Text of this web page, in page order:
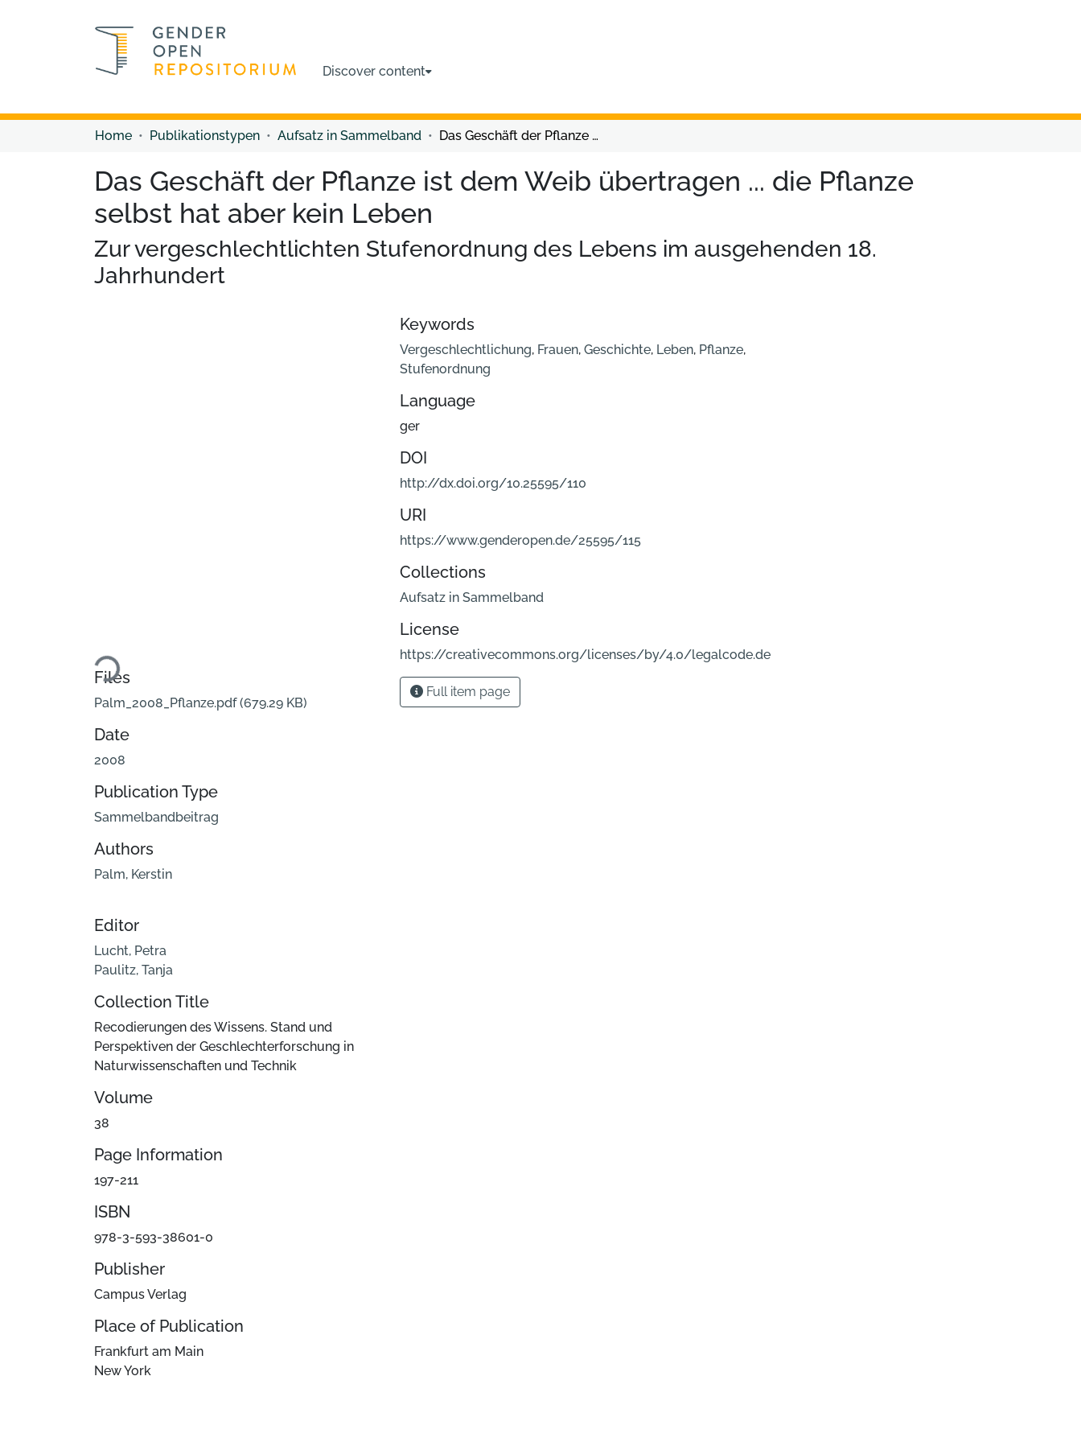
Discover content
Home Publikationstypen Aufsatz in Sammelband Das Geschäft der Pflanze ist dem Weib übertragen ... die Pflanze selbst hat aber kein Leben
Das Geschäft der Pflanze ist dem Weib übertragen ... die Pflanze
selbst hat aber kein Leben
Zur vergeschlechtlichten Stufenordnung des Lebens im ausgehenden 18.
Jahrhundert
Loading...
Files
Palm_2008_Pflanze.pdf(679.29 KB)
Date
2008
Publication Type
Sammelbandbeitrag
Authors
Palm, Kerstin
Editor
Lucht, Petra
Paulitz, Tanja
Collection Title
Recodierungen des Wissens. Stand und
Perspektiven der Geschlechterforschung in
Naturwissenschaften und Technik
Volume
38
Page Information
197-211
ISBN
978-3-593-38601-0
Publisher
Campus Verlag
Place of Publication
Frankfurt am Main
New York
Keywords
Vergeschlechtlichung, Frauen, Geschichte, Leben, Pflanze,
Stufenordnung
Language
ger
DOI
http://dx.doi.org/10.25595/110
URI
https://www.genderopen.de/25595/115
Collections
Aufsatz in Sammelband
License
https://creativecommons.org/licenses/by/4.0/legalcode.de
Full item page